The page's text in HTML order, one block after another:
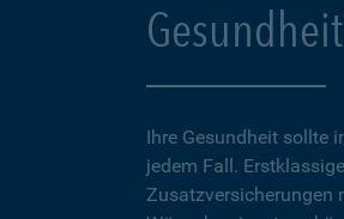
Gesundheit
Ihre Gesundheit sollte
jedem Fall.
Zusatzversicherungen